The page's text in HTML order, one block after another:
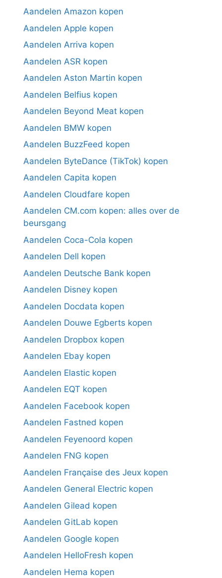
Aandelen Amazon kopen
Aandelen Apple kopen
Aandelen Arriva kopen
Aandelen ASR kopen
Aandelen Aston Martin kopen
Aandelen Belfius kopen
Aandelen Beyond Meat kopen
Aandelen BMW kopen
Aandelen BuzzFeed kopen
Aandelen ByteDance (TikTok) kopen
Aandelen Capita kopen
Aandelen Cloudfare kopen
Aandelen CM.com kopen: alles over de
beursgang
Aandelen Coca-Cola kopen
Aandelen Dell kopen
Aandelen Deutsche Bank kopen
Aandelen Disney kopen
Aandelen Docdata kopen
Aandelen Douwe Egberts kopen
Aandelen Dropbox kopen
Aandelen Ebay kopen
Aandelen Elastic kopen
Aandelen EQT kopen
Aandelen Facebook kopen
Aandelen Fastned kopen
Aandelen Feyenoord kopen
Aandelen FNG kopen
Aandelen Française des Jeux kopen
Aandelen General Electric kopen
Aandelen Gilead kopen
Aandelen GitLab kopen
Aandelen Google kopen
Aandelen HelloFresh kopen
Aandelen Hema kopen